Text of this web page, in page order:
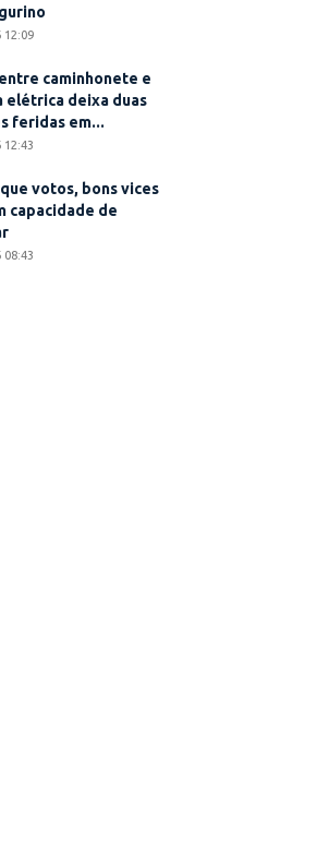
12:09
caminhonete e
elétrica deixa duas
feridas em...
12:43
votos, bons vices
capacidade de
08:43